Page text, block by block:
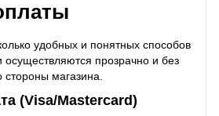
удобных и понятных способов
прозрачно и без
магазина.
(Visa/Mastercard)